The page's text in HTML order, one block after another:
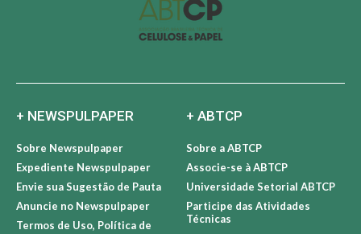
+ NEWSPULPAPER
Sobre Newspulpaper
Expediente Newspulpaper
Envie sua Sugestão de Pauta
Anuncie no Newspulpaper
Termos de Uso, Política de
+ ABTCP
Sobre a ABTCP
Associe-se à ABTCP
Universidade Setorial ABTCP
Participe das Atividades
Técnicas